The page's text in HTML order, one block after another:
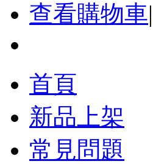
查看購物車|
首頁
新品上架
常見問題